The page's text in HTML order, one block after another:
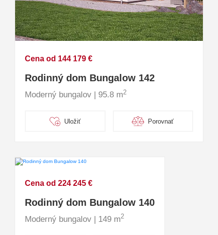
Cena od 144 179 €
Rodinný dom Bungalow 142
Moderný bungalov | 95.8 m2
Uložiť Porovnať
Cena od 224 245 €
Rodinný dom Bungalow 140
Moderný bungalov | 149 m2